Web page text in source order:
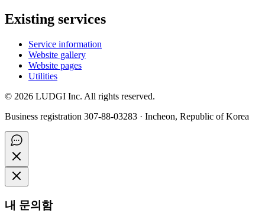
Existing services
Service information
Website gallery
Website pages
Utilities
© 2026 LUDGI Inc. All rights reserved.
Business registration 307-88-03283 · Incheon, Republic of Korea
내 문의함